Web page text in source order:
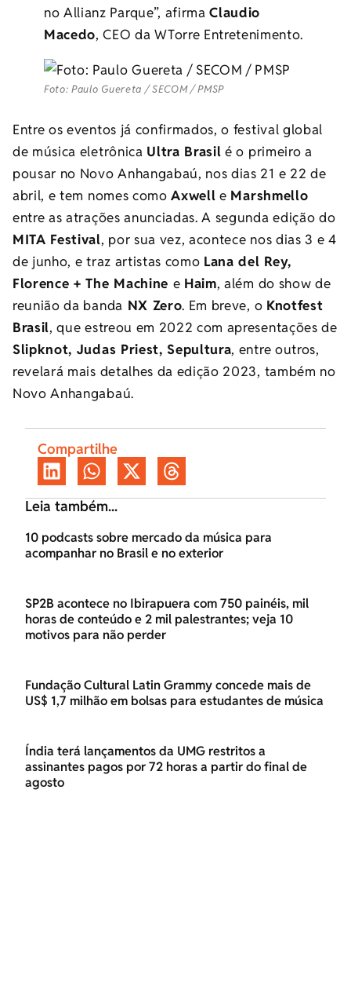
no Allianz Parque”, afirmaClaudio
Macedo, CEO da WTorre Entretenimento.
Foto: Paulo Guereta / SECOM / PMSP
Entre os eventos já confirmados, o festival global
de música eletrônica Ultra Brasil é o primeiro a
pousar no Novo Anhangabaú, nos dias 21 e 22 de
abril, e tem nomes comoAxwell e Marshmello
entre as atrações anunciadas. A segunda edição do
MITA Festival, por sua vez, acontece nos dias 3 e 4
de junho, e traz artistas como Lana del Rey,
Florence + The Machine e Haim, além do show de
reunião da banda NX Zero. Em breve, o Knotfest
Brasil, que estreou em 2022 com apresentações de
Slipknot, Judas Priest, Sepultura, entre outros,
revelará mais detalhes da edição 2023, também no
Novo Anhangabaú.
Compartilhe
Leia também...
10 podcasts sobre mercado da música para
acompanhar no Brasil e no exterior
SP2B acontece no Ibirapuera com 750 painéis, mil
horas de conteúdo e 2 mil palestrantes; veja 10
motivos para não perder
Fundação Cultural Latin Grammy concede mais de
US$ 1,7 milhão em bolsas para estudantes de música
Índia terá lançamentos da UMG restritos a
assinantes pagos por 72 horas a partir do final de
agosto